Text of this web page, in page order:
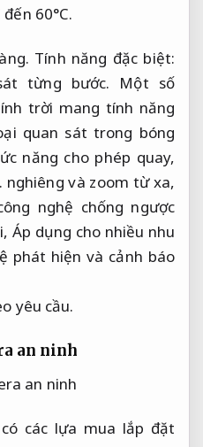
60°C.
Tính năng đặc biệt:
từng bước. Một số
trời mang tính năng
quan sát trong bóng
năng cho phép quay,
nghiêng và zoom từ xa,
nghệ chống ngược
Áp dụng cho nhiều nhu
phát hiện và cảnh báo
yêu cầu.
an ninh
các lựa mua lắp đặt